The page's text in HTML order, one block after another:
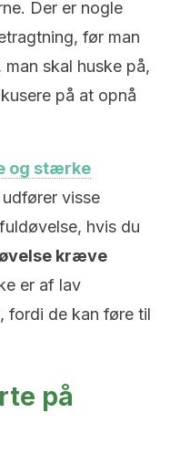
Der er nogle
før man
skal huske på,
på at opnå
og stærke
visse
hvis du
kræve
er af lav
fordi de kan føre til
på